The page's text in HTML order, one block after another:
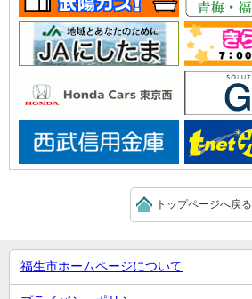
トップページへ戻る
福生市ホームページについて